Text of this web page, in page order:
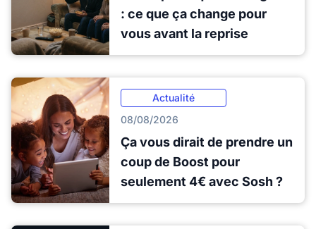
: ce que ça change pour
vous avant la reprise
Actualité
08/08/2026
Ça vous dirait de prendre un
coup de Boost pour
seulement 4€ avec Sosh ?